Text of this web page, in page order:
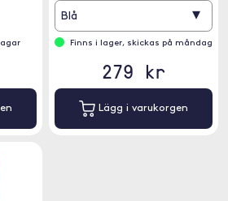
Blå ▾
Finns i lager, skickas på måndag
279 kr
Lägg i varukorgen